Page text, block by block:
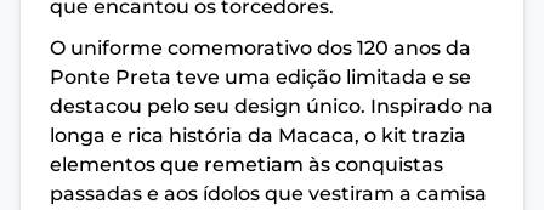
que encantou os torcedores.
O uniforme comemorativo dos 120 anos da
Ponte Preta teve uma edição limitada e se
destacou pelo seu design único. Inspirado na
longa e rica história da Macaca, o kit trazia
elementos que remetiam às conquistas
passadas e aos ídolos que vestiram a camisa